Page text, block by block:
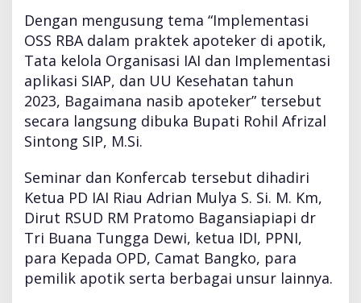
a
b
P
e
n
g
u
r
s
C
a
b
a
n
g
I
Dengan mengusung tema “Implementasi
OSS RBA dalam praktek apoteker di apotik,
Tata kelola Organisasi IAI dan Implementasi
aplikasi SIAP, dan UU Kesehatan tahun
2023, Bagaimana nasib apoteker” tersebut
secara langsung dibuka Bupati Rohil Afrizal
Sintong SIP, M.Si.
Seminar dan Konfercab tersebut dihadiri
Ketua PD IAI Riau Adrian Mulya S. Si. M. Km,
Dirut RSUD RM Pratomo Bagansiapiapi dr
Tri Buana Tungga Dewi, ketua IDI, PPNI,
para Kepada OPD, Camat Bangko, para
pemilik apotik serta berbagai unsur lainnya.